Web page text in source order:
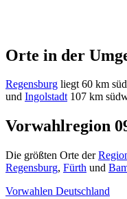
Orte in der
Regensburg liegt 60 km
und Ingolstadt107 km
Vorwahlregion
Die größten Orte der
Regensburg, Fürth und
Vorwahlen Deutschland